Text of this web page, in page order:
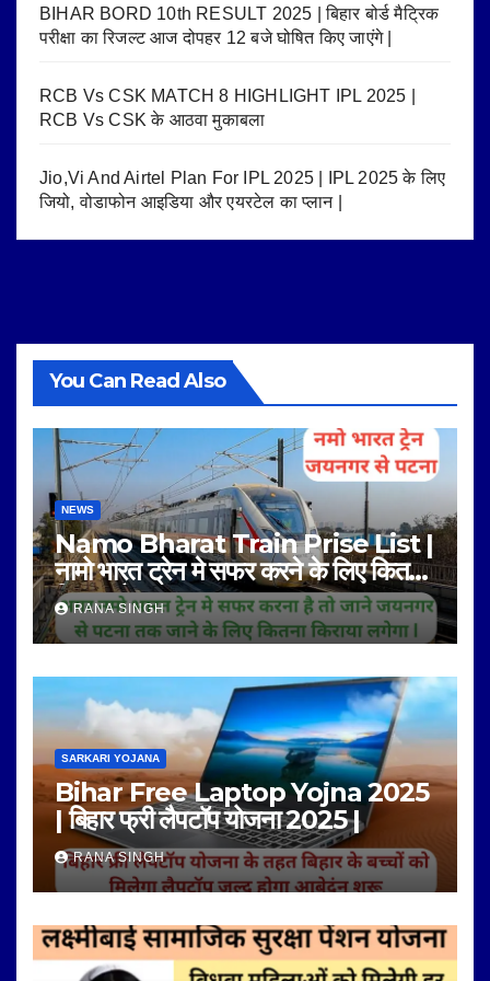
BIHAR BORD 10th RESULT 2025 | बिहार बोर्ड मैट्रिक
परीक्षा का रिजल्ट आज दोपहर 12 बजे घोषित किए जाएंगे |
RCB Vs CSK MATCH 8 HIGHLIGHT IPL 2025 |
RCB Vs CSK के आठवा मुकाबला
Jio,Vi And Airtel Plan For IPL 2025 | IPL 2025 के लिए
जियो, वोडाफोन आइडिया और एयरटेल का प्लान |
You Can Read Also
NEWS
Namo Bharat Train Prise List |
नामो भारत ट्रेन मे सफर करने के लिए कितना
किराया है |
RANA SINGH
SARKARI YOJANA
Bihar Free Laptop Yojna 2025
| बिहार फ्री लैपटॉप योजना 2025 |
RANA SINGH